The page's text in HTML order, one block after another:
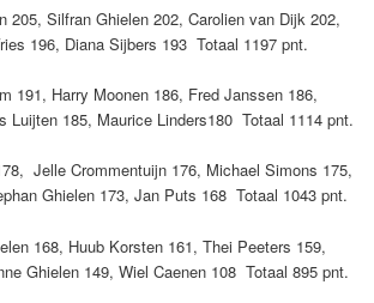
205, Silfran Ghielen 202, Carolien van Dijk 202,
196, Diana Sijbers 193 Totaal 1197 pnt.
191, Harry Moonen 186, Fred Janssen 186,
Luijten 185, Maurice Linders180 Totaal 1114 pnt.
Jelle Crommentuijn 176, Michael Simons 175,
Ghielen 173, Jan Puts 168 Totaal 1043 pnt.
168, Huub Korsten 161, Thei Peeters 159,
Ghielen 149, Wiel Caenen 108 Totaal 895 pnt.